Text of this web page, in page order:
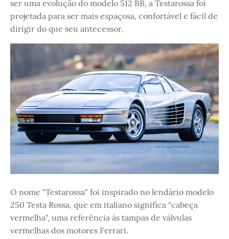
ser uma evolução do modelo 512 BB, a Testarossa foi
projetada para ser mais espaçosa, confortável e fácil de
dirigir do que seu antecessor.
O nome "Testarossa" foi inspirado no lendário modelo
250 Testa Rossa, que em italiano significa "cabeça
vermelha", uma referência às tampas de válvulas
vermelhas dos motores Ferrari.